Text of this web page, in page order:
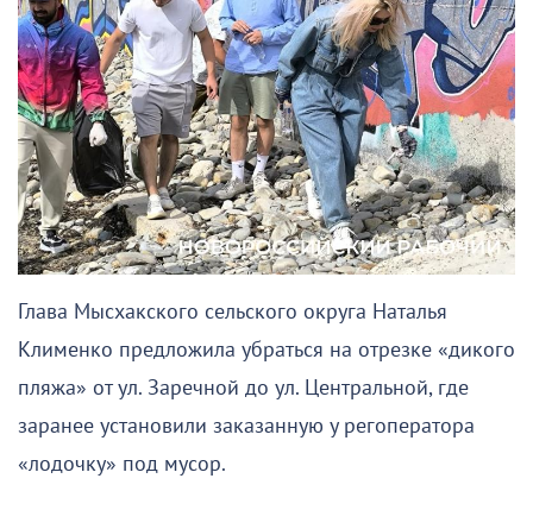
Глава Мысхакского сельского округа Наталья
Клименко предложила убраться на отрезке «дикого
пляжа» от ул. Заречной до ул. Центральной, где
заранее установили заказанную у регоператора
«лодочку» под мусор.